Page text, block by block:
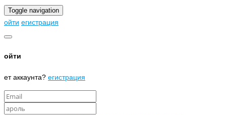
Toggle navigation
ойти егистрация
ойти
ет аккаунта? егистрация